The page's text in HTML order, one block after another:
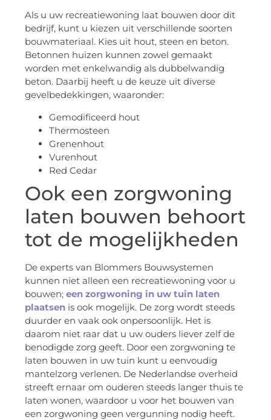
Als u uw recreatiewoning laat bouwen door dit
bedrijf, kunt u kiezen uit verschillende soorten
bouwmateriaal. Kies uit hout, steen en beton.
Betonnen huizen kunnen zowel gemaakt
worden met enkelwandig als dubbelwandig
beton. Daarbij heeft u de keuze uit diverse
gevelbedekkingen, waaronder:
Gemodificeerd hout
Thermosteen
Grenenhout
Vurenhout
Red Cedar
Ook een zorgwoning
laten bouwen behoort
tot de mogelijkheden
De experts van Blommers Bouwsystemen
kunnen niet alleen een recreatiewoning voor u
bouwen; een zorgwoning in uw tuin laten
plaatsen is ook mogelijk. De zorg wordt steeds
duurder en vaak ook onpersoonlijk. Het is
daarom niet raar dat u uw ouders liever zelf de
benodigde zorg geeft. Door een zorgwoning te
laten bouwen in uw tuin kunt u eenvoudig
mantelzorg verlenen. De Nederlandse overheid
streeft ernaar om ouderen steeds langer thuis te
laten wonen, waardoor u voor het bouwen van
een zorgwoning geen vergunning nodig heeft.